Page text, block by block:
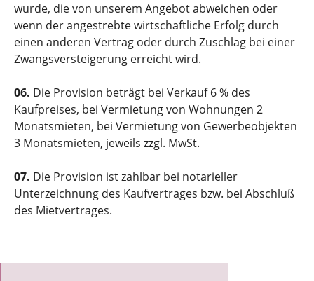
wurde, die von unserem Angebot abweichen oder
wenn der angestrebte wirtschaftliche Erfolg durch
einen anderen Vertrag oder durch Zuschlag bei einer
Zwangsversteigerung erreicht wird.
06. Die Provision beträgt bei Verkauf 6 % des
Kaufpreises, bei Vermietung von Wohnungen 2
Monatsmieten, bei Vermietung von Gewerbeobjekten
3 Monatsmieten, jeweils zzgl. MwSt.
07. Die Provision ist zahlbar bei notarieller
Unterzeichnung des Kaufvertrages bzw. bei Abschluß
des Mietvertrages.